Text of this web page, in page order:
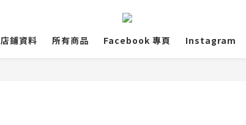
店鋪資料 所有商品 Facebook 專頁 Instagram